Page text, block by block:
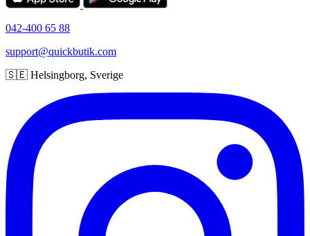
042-400 65 88
support@quickbutik.com
🇸🇪 Helsingborg, Sverige